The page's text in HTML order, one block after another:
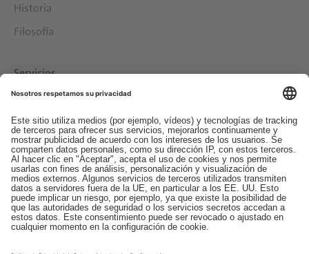
Historia
Filosofía
Servicios
Contacto
EDI